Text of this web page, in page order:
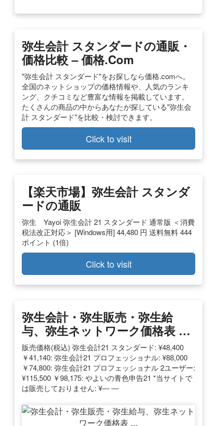
弥生会計 スタンダードの通販・
価格比較 – 価格.com
"弥生会計 スタンダード"をお探しなら価格.comへ。
全国のネットショップの価格情報や、人気のランキ
ング、クチコミなど豊富な情報を掲載しています。
たくさんの商品の中からあなたが探している"弥生会
計 スタンダード"を比較・検討できます。
Click to visit
【楽天市場】弥生会計 スタンダ
ードの通販
弥生 Yayoi 弥生会計 21 スタンダード 通常版 ＜消費
税法改正対応＞ [Windows用] 44,480 円 送料無料 444
ポイント (1倍)
Click to visit
弥生会計・弥生販売・弥生給
与、弥生ネットワーク価格表 …
販売価格(税込) 弥生会計21 スタンダード: ¥48,400
￥41,140: 弥生会計21 プロフェッショナル: ¥88,000
￥74,800: 弥生会計21 プロフェッショナル 2ユーザー:
¥115,500 ￥98,175: やよいの青色申告21 *当サイトで
は販売しておりません: ¥― ―